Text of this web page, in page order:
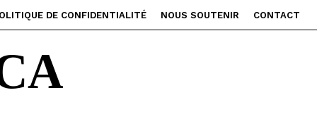
DE CONFIDENTIALITÉ NOUS SOUTENIR CONTACT